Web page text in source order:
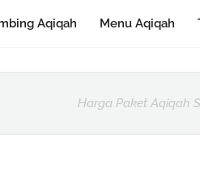
Aqiqah Menu Aqiqah
Harga Paket Aqiqah